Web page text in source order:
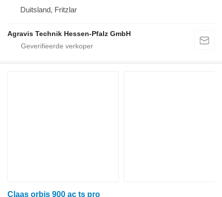
Duitsland, Fritzlar
Agravis Technik Hessen-Pfalz GmbH
Claas orbis 900 ac ts pro